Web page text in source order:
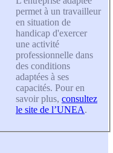
permet à un travailleur
en situation de
handicap d'exercer
une activité
professionnelle dans
des conditions
adaptées à ses
capacités. Pour en
savoir plus, consultez
le site de l’UNEA.